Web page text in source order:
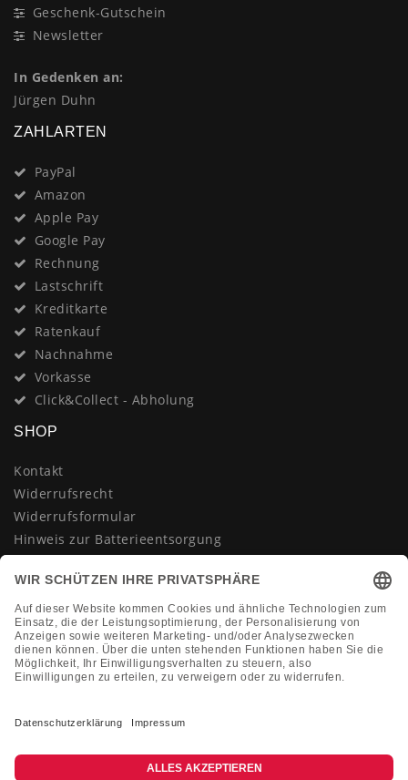
Geschenk-Gutschein
Newsletter
In Gedenken an:
Jürgen Duhn
ZAHLARTEN
PayPal
Amazon
Apple Pay
Google Pay
Rechnung
Lastschrift
Kreditkarte
Ratenkauf
Nachnahme
Vorkasse
Click&Collect - Abholung
SHOP
Kontakt
Widerrufsrecht
Widerrufsformular
Hinweis zur Batterieentsorgung
AGB
Impressum
Vertrag widerrufen
KONTAKT
Montag-Freitag 10:00-18:00 Uhr
shop@dienadel.de